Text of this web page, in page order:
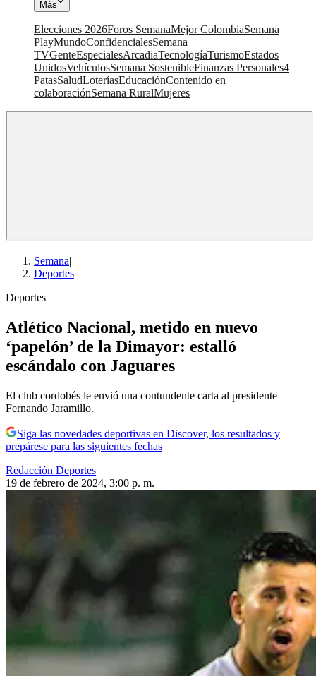
Más
Elecciones 2026Foros SemanaMejor ColombiaSemana
PlayMundoConfidencialesSemana
TVGenteEspecialesArcadiaTecnologíaTurismoEstados
UnidosVehículosSemana SostenibleFinanzas Personales4
PatasSaludLoteríasEducaciónContenido en
colaboraciónSemana RuralMujeres
Semana|
Deportes
Deportes
Atlético Nacional, metido en nuevo
‘papelón’ de la Dimayor: estalló
escándalo con Jaguares
El club cordobés le envió una contundente carta al presidente
Fernando Jaramillo.
Siga las novedades deportivas en Discover, los resultados y
prepárese para las siguientes fechas
Redacción Deportes
19 de febrero de 2024, 3:00 p. m.